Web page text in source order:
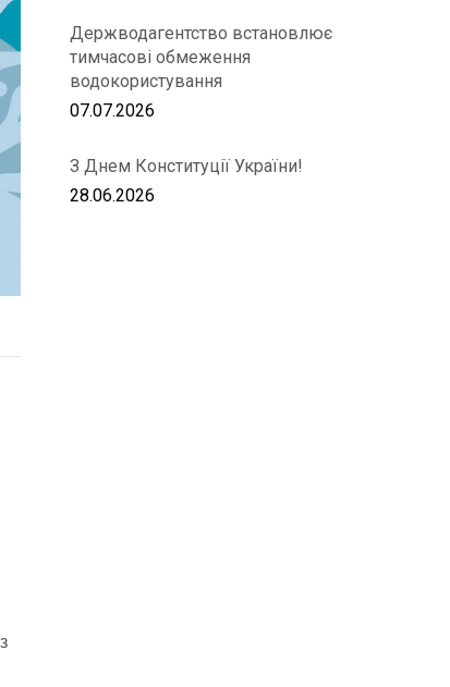
Держводагентство встановлює
тимчасові обмеження
водокористування
07.07.2026
З Днем Конституції України!
28.06.2026